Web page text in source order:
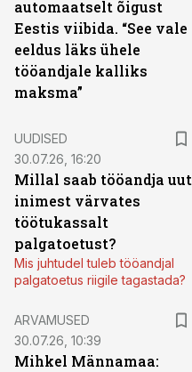
automaatselt õigust
Eestis viibida. “See vale
eeldus läks ühele
tööandjale kalliks
maksma”
UUDISED
30.07.26, 16:20
Millal saab tööandja uut
inimest värvates
töötukassalt
palgatoetust?
Mis juhtudel tuleb tööandjal
palgatoetus riigile tagastada?
ARVAMUSED
30.07.26, 10:39
Mihkel Männamaa: